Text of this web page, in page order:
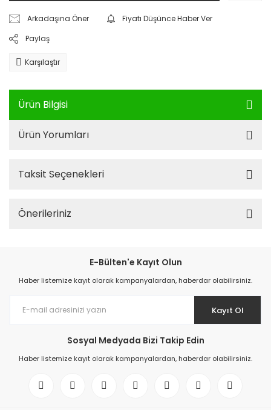
Arkadaşına Öner
Fiyatı Düşünce Haber Ver
Paylaş
Karşılaştır
Ürün Bilgisi
Ürün Yorumları
Taksit Seçenekleri
Önerileriniz
E-Bülten'e Kayıt Olun
Haber listemize kayıt olarak kampanyalardan, haberdar olabilirsiniz.
Kayıt Ol
Sosyal Medyada Bizi Takip Edin
Haber listemize kayıt olarak kampanyalardan, haberdar olabilirsiniz.